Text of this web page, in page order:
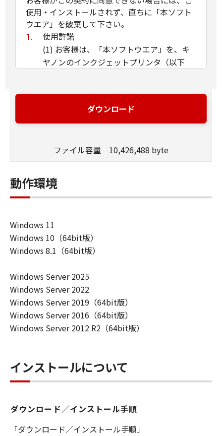
使用・インストールされず、直ちに「本ソフト
ウエア」を破棄して下さい。
使用許諾
(1) お客様は、「本ソフトウエア」を、キ
ヤノンのインクジェットプリンタ（以下
とは、「許諾ソフトウエア」をコンピュー
タの記憶媒体上にインストールすること、
と、アクセスすること、読み出すこと、も
しくは実行することのいずれも含むものと
します）することができます。お客様はま
た、お客様が「プリンタ」を使用すること
に、本契約の条件の下で、「許諾ソフトウ
エア」を使用させることができます。その
場合、お客様には、かかる「指定ユーザ」
べての責任を負っていただくものとしま
す。 (2) お客様は、再使用許諾、譲渡、頒
布、貸与その他の方法により、第三者に
「本ソフトウエア」を使用もしくは利用さ
せることはできません。
ジニアリング、逆コンパイルまたは逆アセ
ンブル等することはできません。また第三
ん。
(4) 本契約に明示的に定める場合を除き、
ダウンロード
ファイル容量 10,426,488 byte
動作環境
Windows 11
Windows 10（64bit版）
Windows 8.1（64bit版）
Windows Server 2025
Windows Server 2022
Windows Server 2019（64bit版）
Windows Server 2016（64bit版）
Windows Server 2012 R2（64bit版）
インストールについて
ダウンロード／インストール手順
「ダウンロード／インストール手順」